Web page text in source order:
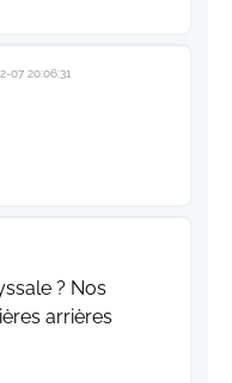
07 20:06:31
? Nos
arrières